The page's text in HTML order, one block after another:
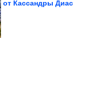
Эти знаки зодиака не
от Кассандры Диас